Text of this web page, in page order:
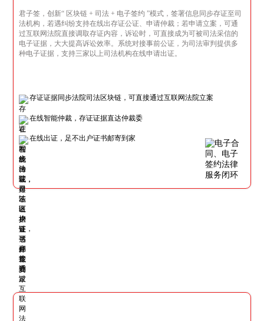
君子签，创新“ 区块链 + 司法 + 电子签约 ”模式，签署信息同步存证至司
法机构，若遇纠纷支持在线出存证公证、申请仲裁；若申请立案，可通
过互联网法院直接调取存证内容，诉讼时，可直接成为可被司法采信的
电子证据，大大提高诉讼效率。系统对接事前公证，为司法审判提供多
种电子证据，支持三家以上司法机构在线申请出证。
存证证据同步法院司法区块链，可直接通过互联网法院立案
在线智能仲裁，存证证据直达仲裁委
在线出证，足不出户证书邮寄到家